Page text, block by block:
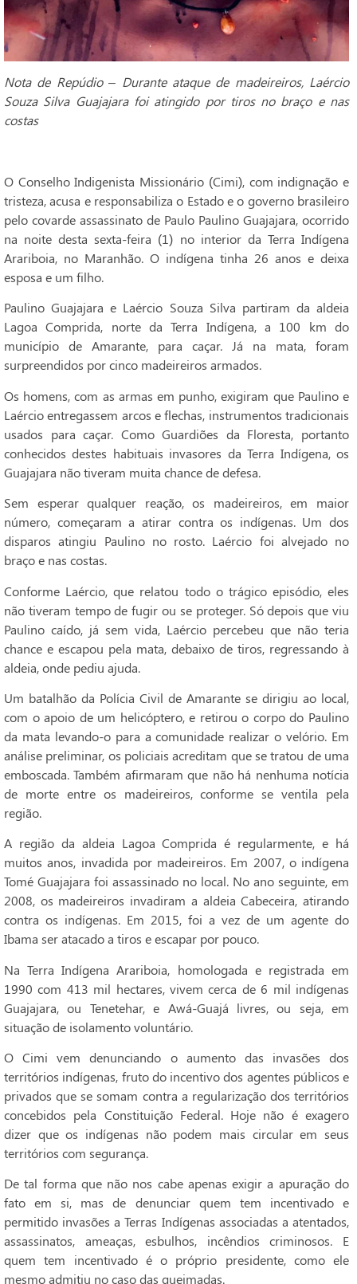
Nota de Repúdio – Durante ataque de madeireiros, Laércio
Souza Silva Guajajara foi atingido por tiros no braço e nas
costas
O Conselho Indigenista Missionário (Cimi), com indignação e
tristeza, acusa e responsabiliza o Estado e o governo brasileiro
pelo covarde assassinato de Paulo Paulino Guajajara, ocorrido
na noite desta sexta-feira (1) no interior da Terra Indígena
Arariboia, no Maranhão. O indígena tinha 26 anos e deixa
esposa e um filho.
Paulino Guajajara e Laércio Souza Silva partiram da aldeia
Lagoa Comprida, norte da Terra Indígena, a 100 km do
município de Amarante, para caçar. Já na mata, foram
surpreendidos por cinco madeireiros armados.
Os homens, com as armas em punho, exigiram que Paulino e
Laércio entregassem arcos e flechas, instrumentos tradicionais
usados para caçar. Como Guardiões da Floresta, portanto
conhecidos destes habituais invasores da Terra Indígena, os
Guajajara não tiveram muita chance de defesa.
Sem esperar qualquer reação, os madeireiros, em maior
número, começaram a atirar contra os indígenas. Um dos
disparos atingiu Paulino no rosto. Laércio foi alvejado no
braço e nas costas.
Conforme Laércio, que relatou todo o trágico episódio, eles
não tiveram tempo de fugir ou se proteger. Só depois que viu
Paulino caído, já sem vida, Laércio percebeu que não teria
chance e escapou pela mata, debaixo de tiros, regressando à
aldeia, onde pediu ajuda.
Um batalhão da Polícia Civil de Amarante se dirigiu ao local,
com o apoio de um helicóptero, e retirou o corpo do Paulino
da mata levando-o para a comunidade realizar o velório. Em
análise preliminar, os policiais acreditam que se tratou de uma
emboscada. Também afirmaram que não há nenhuma notícia
de morte entre os madeireiros, conforme se ventila pela
região.
A região da aldeia Lagoa Comprida é regularmente, e há
muitos anos, invadida por madeireiros. Em 2007, o indígena
Tomé Guajajara foi assassinado no local. No ano seguinte, em
2008, os madeireiros invadiram a aldeia Cabeceira, atirando
contra os indígenas. Em 2015, foi a vez de um agente do
Ibama ser atacado a tiros e escapar por pouco.
Na Terra Indígena Arariboia, homologada e registrada em
1990 com 413 mil hectares, vivem cerca de 6 mil indígenas
Guajajara, ou Tenetehar, e Awá-Guajá livres, ou seja, em
situação de isolamento voluntário.
O Cimi vem denunciando o aumento das invasões dos
territórios indígenas, fruto do incentivo dos agentes públicos e
privados que se somam contra a regularização dos territórios
concebidos pela Constituição Federal. Hoje não é exagero
dizer que os indígenas não podem mais circular em seus
territórios com segurança.
De tal forma que não nos cabe apenas exigir a apuração do
fato em si, mas de denunciar quem tem incentivado e
permitido invasões a Terras Indígenas associadas a atentados,
assassinatos, ameaças, esbulhos, incêndios criminosos. E
quem tem incentivado é o próprio presidente, como ele
mesmo admitiu no caso das queimadas.